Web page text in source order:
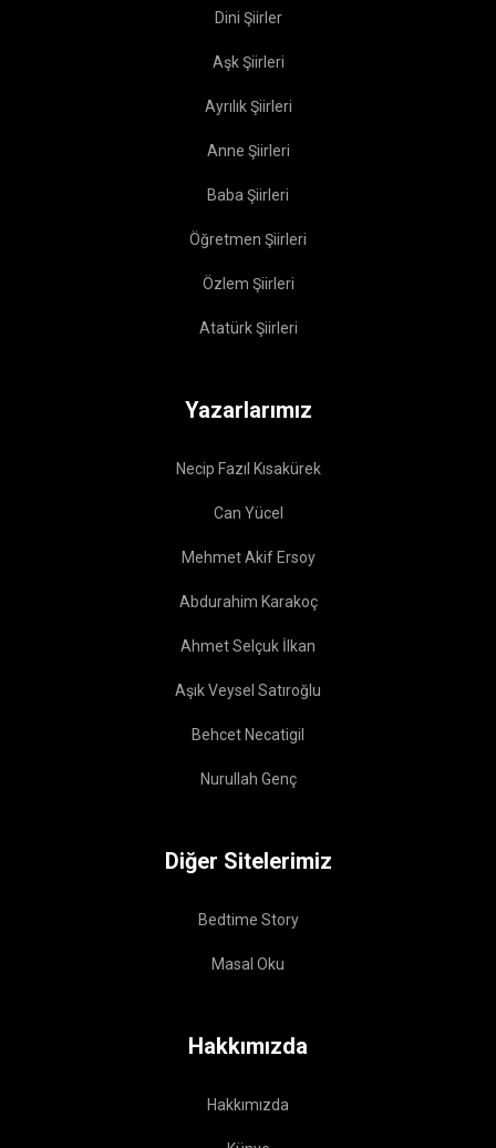
Dini Şiirler
Aşk Şiirleri
Ayrılık Şiirleri
Anne Şiirleri
Baba Şiirleri
Öğretmen Şiirleri
Özlem Şiirleri
Atatürk Şiirleri
Yazarlarımız
Necip Fazıl Kısakürek
Can Yücel
Mehmet Akif Ersoy
Abdurahim Karakoç
Ahmet Selçuk İlkan
Aşık Veysel Satıroğlu
Behcet Necatigil
Nurullah Genç
Diğer Sitelerimiz
Bedtime Story
Masal Oku
Hakkımızda
Hakkımızda